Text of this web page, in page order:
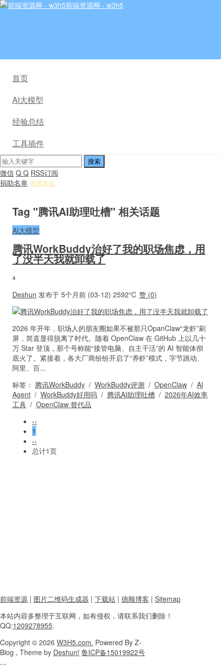
前端资源网 - w3h5
首页
AI大模型
经验总结
工具插件
微信 Q Q RSS订阅
捐助名单 收藏本站
Tag "腾讯AI助理吐槽" 相关话题
AI大模型
腾讯WorkBuddy治好了我的职场焦虑，用
了没半天我就卸载了
4
Deshun 发布于 5个月前 (03-12) 2592℃ 赞 (0)
2026 年开年，职场人的朋友圈如果不被那只OpanClaw“龙虾”刷
屏，简直显得脱离了时代。随着 OpenClaw 在 GitHub 上以几十
万 Star 登顶，那个号称能“接管电脑、自主干活”的 AI 智能体彻
底火了。紧接着，各大厂商纷纷开启了“养虾”模式，字节跳动、
阿里、百...
标签： 腾讯WorkBuddy / WorkBuddy评测 / OpenClaw / AI
Agent / WorkBuddy好用吗 / 腾讯AI助理吐槽 / 2026年AI效率
工具 / OpenClaw 替代品
‹‹
1
››
总计1页
前端资源 | 图片二维码生成器 | 下载站 | 德顺博客 | Sitemap
本站内容多整理于互联网， 如有侵权，请联系我们删除！
QQ:1209278955.
Copyright © 2026 W3H5.com. Powered By Z-
Blog , Theme by Deshun! 鲁ICP备15019922号